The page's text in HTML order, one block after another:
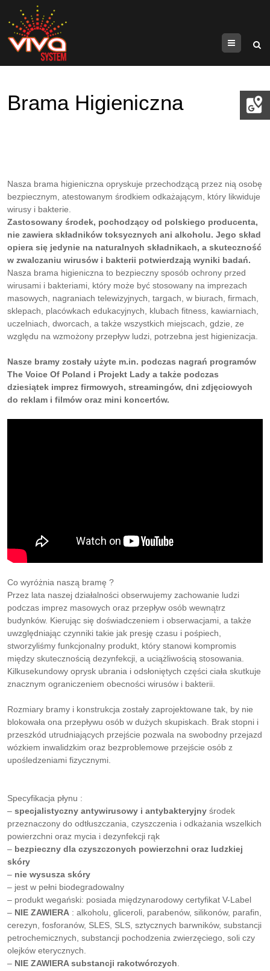
Menu
Brama Higieniczna
Nasza brama higieniczna opryskuje przechodzącą przez nią osobę
bezpiecznym, atestowanym środkiem odkażającym, który likwiduje
wirusy i bakterie.
Zastosowany środek, pochodzący od polskiego producenta,
nie zawiera składników toksycznych ani alkoholu. Jego skład
opiera się jedynie na naturalnych składnikach, a skuteczność
w zwalczaniu wirusów i bakterii potwierdzają wyniki badań.
Nasza brama higieniczna to bezpieczny sposób ochrony przed
wirusami i bakteriami, który może być stosowany na imprezach
masowych, nagraniach telewizyjnych, targach, w biurach, firmach,
sklepach, placówkach edukacyjnych, klubach fitness, kawiarniach,
uczelniach, dworcach, a także wszystkich miejscach, gdzie, ze
względu na wzmożony przepływ ludzi, potrzebna jest higienizacja.
Nasze bramy zostały użyte m.in. podczas nagrań programów
The Voice Of Poland i Projekt Lady a także podczas
dziesiątek imprez firmowych, streamingów, dni zdjęciowych
do reklam i filmów oraz mini koncertów.
Co wyróżnia naszą bramę ?
Przez lata naszej działalności obserwujemy zachowanie ludzi
podczas imprez masowych oraz przepływ osób wewnątrz
budynków. Kierując się doświadczeniem i obserwacjami, a także
uwzględniając czynniki takie jak presję czasu i pośpiech,
stworzyliśmy funkcjonalny produkt, który stanowi kompromis
między skutecznością dezynfekcji, a uciążliwością stosowania.
Kilkusekundowy oprysk ubrania i odsłoniętych części ciała skutkuje
znacznym ograniczeniem obecności wirusów i bakterii.
Rozmiary bramy i konstrukcja zostały zaprojektowane tak, by nie
blokowała ona przepływu osób w dużych skupiskach. Brak stopni i
przeszkód utrudniających przejście pozwala na swobodny przejazd
wózkiem inwalidzkim oraz bezproblemowe przejście osób z
upośledzeniami fizycznymi.
Specyfikacja płynu :
–specjalistyczny antywirusowy i antybakteryjny środek
przeznaczony do odtłuszczania, czyszczenia i odkażania wszelkich
powierzchni oraz mycia i dezynfekcji rąk
– bezpieczny dla czyszczonych powierzchni oraz ludzkiej
skóry
– nie wysusza skóry
– jest w pełni biodegradowalny
– produkt wegański: posiada międzynarodowy certyfikat V-Label
– NIE ZAWIERA : alkoholu, gliceroli, parabenów, silikonów, parafin,
cerezyn, fosforanów, SLES, SLS, sztycznych barwników, substancji
petrochemicznych, substancji pochodzenia zwierzęciego, soli czy
olejków eterycznych.
– NIE ZAWIERA substancji rakotwórczych